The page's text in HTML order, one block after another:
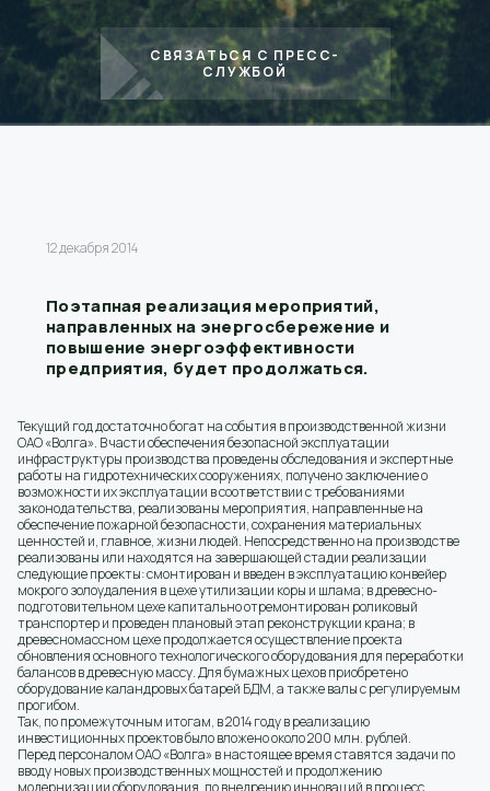
СВЯЗАТЬСЯ С ПРЕСС-
СЛУЖБОЙ
12 декабря 2014
Поэтапная реализация мероприятий,
направленных на энергосбережение и
повышение энергоэффективности
предприятия, будет продолжаться.
Текущий год достаточно богат на события в производственной жизни
ОАО «Волга». В части обеспечения безопасной эксплуатации
инфраструктуры производства проведены обследования и экспертные
работы на гидротехнических сооружениях, получено заключение о
возможности их эксплуатации в соответствии с требованиями
законодательства, реализованы мероприятия, направленные на
обеспечение пожарной безопасности, сохранения материальных
ценностей и, главное, жизни людей. Непосредственно на производстве
реализованы или находятся на завершающей стадии реализации
следующие проекты: смонтирован и введен в эксплуатацию конвейер
мокрого золоудаления в цехе утилизации коры и шлама; в древесно-
подготовительном цехе капитально отремонтирован роликовый
транспортер и проведен плановый этап реконструкции крана; в
древесномассном цехе продолжается осуществление проекта
обновления основного технологического оборудования для переработки
балансов в древесную массу. Для бумажных цехов приобретено
оборудование каландровых батарей БДМ, а также валы с регулируемым
прогибом.
Так, по промежуточным итогам, в 2014 году в реализацию
инвестиционных проектов было вложено около 200 млн. рублей.
Перед персоналом ОАО «Волга» в настоящее время ставятся задачи по
вводу новых производственных мощностей и продолжению
модернизации оборудования, по внедрению инноваций в процесс